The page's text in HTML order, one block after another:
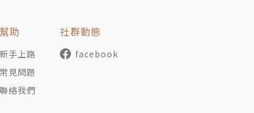
東路上走秀，
幫助
新手上路
常見問題
聯絡我們
社群動態
facebook